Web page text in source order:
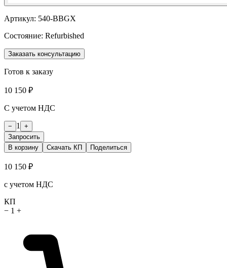
Артикул: 540-BBGX
Состояние: Refurbished
Заказать консультацию
Готов к заказу
10 150 ₽
С учетом НДС
− 1
+
Запросить
В корзину
Скачать КП Поделиться
10 150 ₽
с учетом НДС
КП
− 1 +